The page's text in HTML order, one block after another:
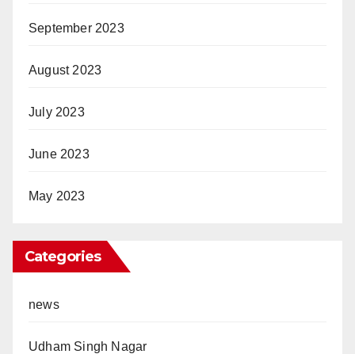
September 2023
August 2023
July 2023
June 2023
May 2023
Categories
news
Udham Singh Nagar